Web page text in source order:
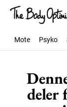
Mote Psyko
deler